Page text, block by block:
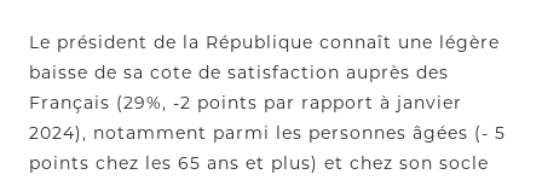
Le président de la République connaît une légère
baisse de sa cote de satisfaction auprès des
Français (29%, -2 points par rapport à janvier
2024), notamment parmi les personnes âgées (- 5
points chez les 65 ans et plus) et chez son socle